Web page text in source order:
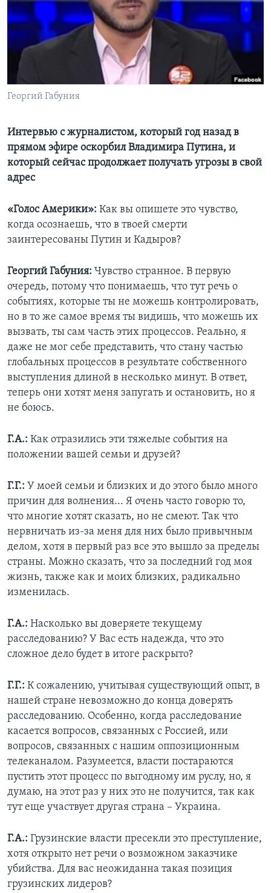
Learning English
СОЦИАЛЬНЫЕ СЕТИ
Георгий Габуния
Интервью с журналистом, который год назад в
прямом эфире оскорбил Владимира Путина, и
который сейчас продолжает получать угрозы в свой
адрес
«Голос Америки»: Как вы опишете это чувство,
когда осознаешь, что в твоей смерти
заинтересованы Путин и Кадыров?
Георгий Габуния: Чувство странное. В первую
очередь, потому что понимаешь, что тут речь о
событиях, которые ты не можешь контролировать,
но в то же самое время ты видишь, что можешь их
вызвать, ты сам часть этих процессов. Реально, я
даже не мог себе представить, что стану частью
глобальных процессов в результате собственного
выступления длиной в несколько минут. В ответ,
теперь они хотят меня запугать и остановить, но я
не боюсь.
Г.А.: Как отразились эти тяжелые события на
положении вашей семьи и друзей?
Г.Г.: У моей семьи и близких и до этого было много
причин для волнения... Я очень часто говорю то,
что многие хотят сказать, но не смеют. Так что
нервничать из-за меня для них было привычным
делом, хотя в первый раз все это вышло за пределы
страны. Можно сказать, что за последний год моя
жизнь, также как и моих близких, радикально
изменилась.
Г.А.: Насколько вы доверяете текущему
расследованию? У Вас есть надежда, что это
сложное дело будет в итоге раскрыто?
Г.Г.: К сожалению, учитывая существующий опыт, в
нашей стране невозможно до конца доверять
расследованию. Особенно, когда расследование
касается вопросов, связанных с Россией, или
вопросов, связанных с нашим оппозиционным
телеканалом. Разумеется, власти постараются
пустить этот процесс по выгодному им руслу, но, я
думаю, на этот раз у них это не получится, так как
тут еще участвует другая страна – Украина.
Г.А.: Грузинские власти пресекли это преступление,
хотя открыто нет речи о возможном заказчике
убийства. Для вас неожиданна такая позиция
грузинских лидеров?